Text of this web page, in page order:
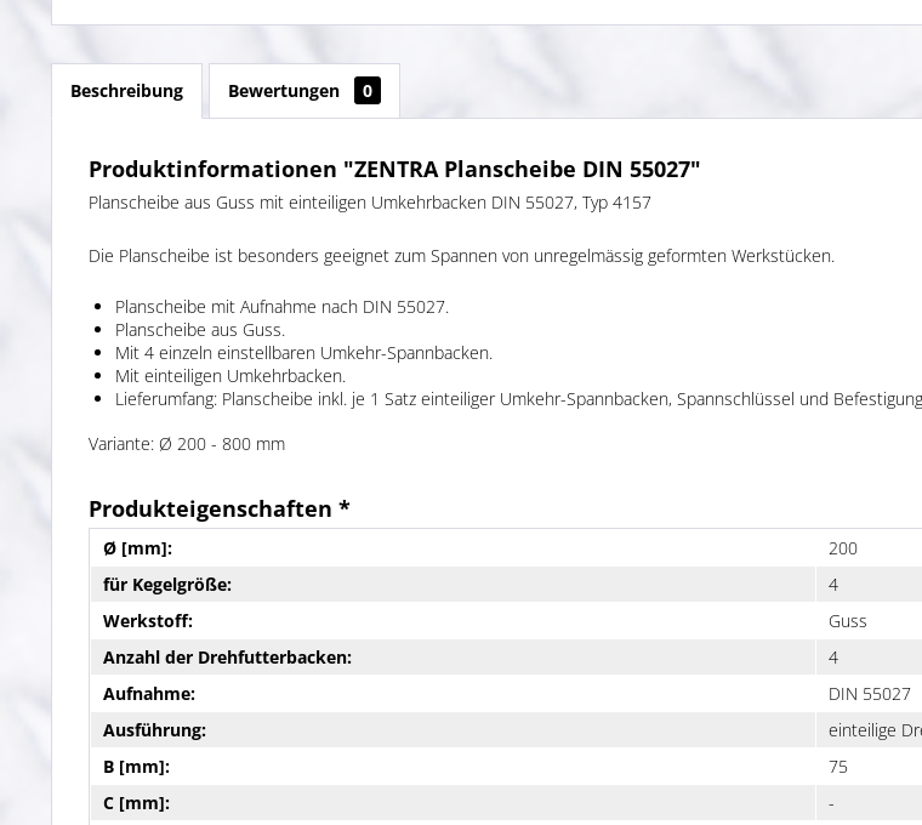
Beschreibung Bewertungen 0
Produktinformationen "ZENTRA Planscheibe DIN 55027"
Planscheibe aus Guss mit einteiligen Umkehrbacken DIN 55027, Typ 4157
Die Planscheibe ist besonders geeignet zum Spannen von unregelmässig geformten Werkstücken.
Planscheibe mit Aufnahme nach DIN 55027.
Planscheibe aus Guss.
Mit 4 einzeln einstellbaren Umkehr-Spannbacken.
Mit einteiligen Umkehrbacken.
Lieferumfang: Planscheibe inkl. je 1 Satz einteiliger Umkehr-Spannbacken, Spannschlüssel und
Variante: Ø 200 - 800 mm
Produkteigenschaften *
Ø [mm]:
200
für Kegelgröße:
4
Werkstoff:
Guss
Anzahl der Drehfutterbacken:
4
Aufnahme:
DIN 55027
Ausführung:
einteilige
B [mm]:
75
C [mm]:
-